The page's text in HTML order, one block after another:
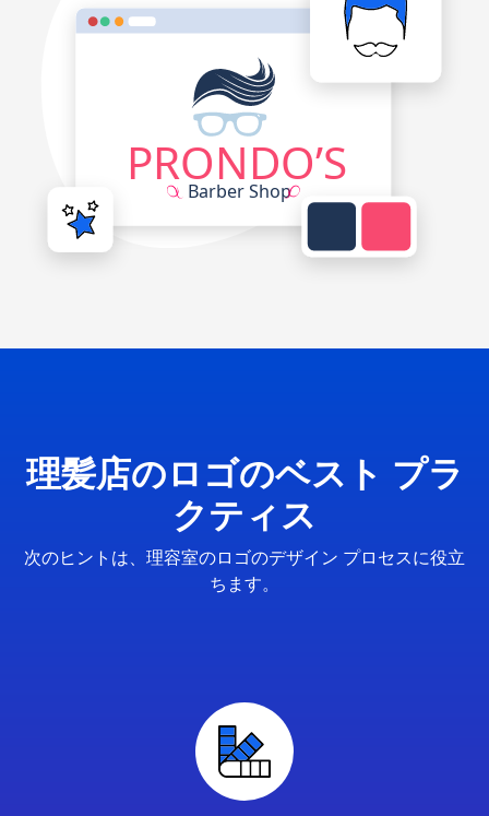
理髪店のロゴのベスト プラ
クティス
次のヒントは、理容室のロゴのデザイン プロセスに役立
ちます。